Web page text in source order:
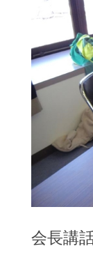
会長講